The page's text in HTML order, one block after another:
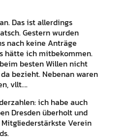
Das ist allerdings
Gestern wurden
nach keine Anträge
hätte ich mitbekommen.
besten Willen nicht
bezieht. Nebenan waren
vllt….
ich habe auch
Dresden überholt und
Verein